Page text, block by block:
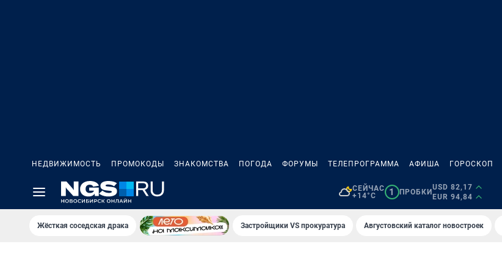
НЕДВИЖИМОСТЬ ПРОМОКОДЫ ЗНАКОМСТВА ПОГОДА ФОРУМЫ ТЕЛЕПРОГРАММА АФИША ГОРОСКОП
СЕЙЧАС
+14°C
1 ПРОБКИ
USD 82,17
EUR 94,84
Жёсткая соседская драка Застройщики VS прокуратура Августовский каталог новостроек